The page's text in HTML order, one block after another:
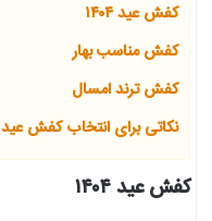
کفش عید ۱۴۰۴
کفش مناسب بهار
کفش ترند امسال
نکاتی برای انتخاب کفش عید
کفش عید ۱۴۰۴